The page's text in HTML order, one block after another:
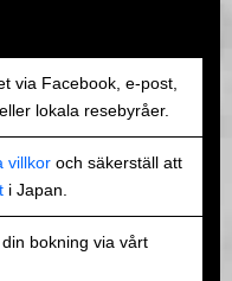
via Facebook, e-post,
lokala resebyråer.
villkor och säkerställ att
i Japan.
bokning via vårt